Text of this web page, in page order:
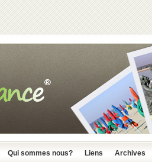
Qui sommes nous? Liens Archives